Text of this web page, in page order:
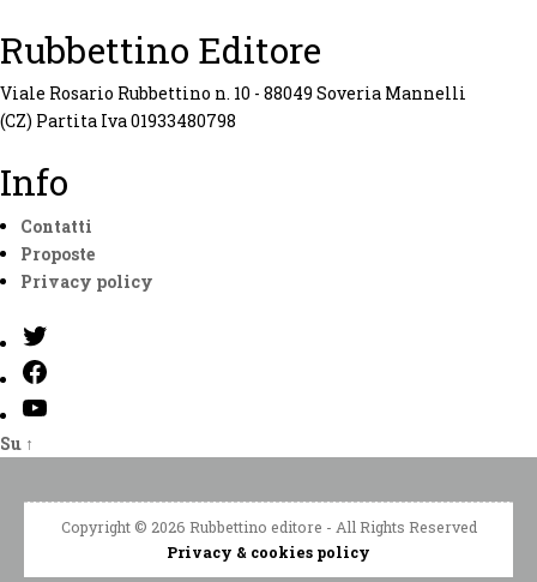
Rubbettino Editore
Viale Rosario Rubbettino n. 10 - 88049 Soveria Mannelli
(CZ) Partita Iva 01933480798
Info
Contatti
Proposte
Privacy policy
Twitter
Facebook
Youtube
Su ↑
Copyright © 2026 Rubbettino editore - All Rights Reserved
Privacy & cookies policy